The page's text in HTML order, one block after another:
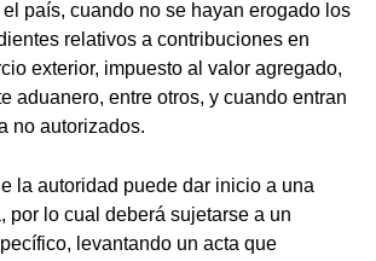
país, cuando no se hayan erogado los
relativos a contribuciones en
exterior, impuesto al valor agregado,
aduanero, entre otros, y cuando entran
no autorizados.
la autoridad puede dar inicio a una
por lo cual deberá sujetarse a un
levantando un acta que